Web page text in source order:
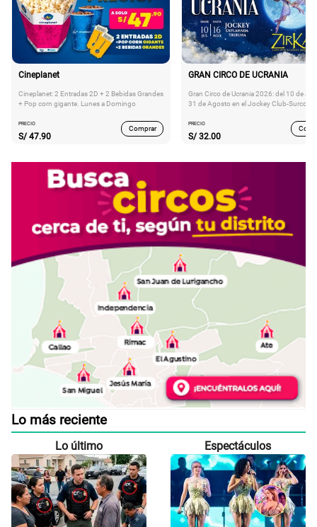
Cineplanet
Cineplanet: 2 Entradas 2D + 2 Bebidas Grandes
+ Pop corn gigante. Lunes a Domingo
PRECIO
S/ 47.90
Comprar
GRAN CIRCO DE UCRANIA
Gran Circo de Ucrania 2026: del 10 de
31 de Agosto en el Jockey Club-Surco
PRECIO
S/ 32.00
Lo más reciente
Lo último Espectáculos